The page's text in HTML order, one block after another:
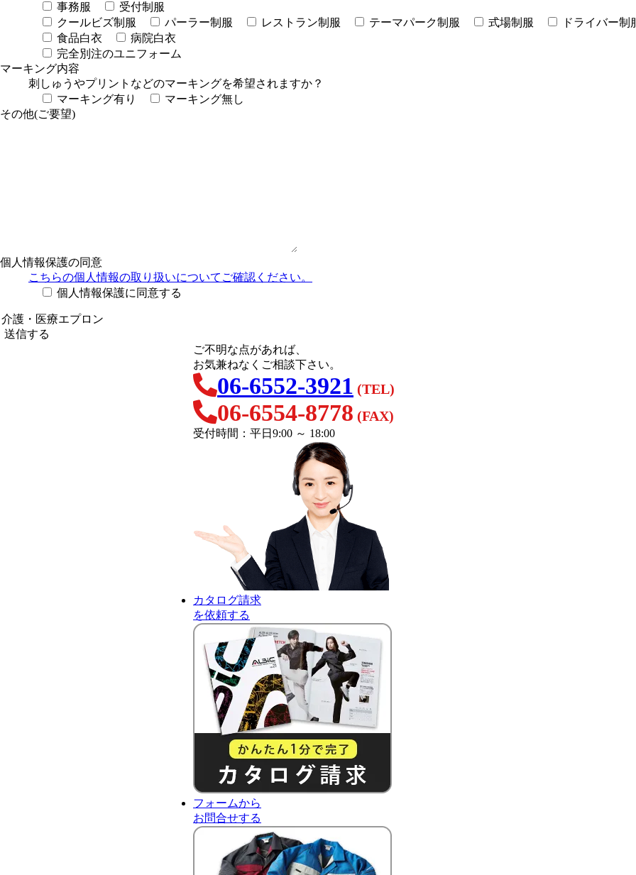
事務服
受付制服
クールビズ制服
パーラー制服 レストラン制服 テーマパーク制服 式場制服 ドライバー制
食品白衣
病院白衣
完全別注のユニフォーム
マーキング内容
刺しゅうやプリントなどのマーキングを希望されますか？
マーキング有り
マーキング無し
その他(ご要望)
個人情報保護の同意
こちらの個人情報の取り扱いについてご確認ください。
個人情報保護に同意する
ご不明な点があれば、
お気兼ねなくご相談下さい。
06-6552-3921 (TEL)
06-6554-8778 (FAX)
受付時間：平日9:00 ～ 18:00
カタログ請求
を依頼する
フォームから
お問合せする